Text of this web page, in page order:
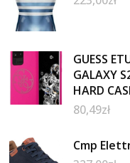
GUESS
GALAXY
HARD
80,49zł
Cmp